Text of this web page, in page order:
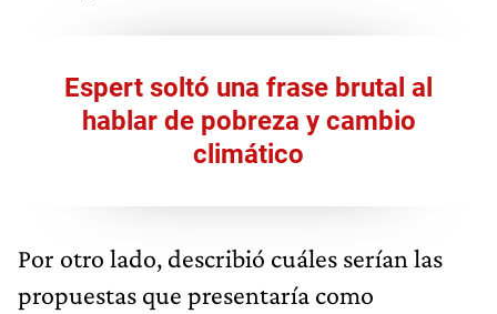
Espert soltó una frase brutal al
hablar de pobreza y cambio
climático
Por otro lado, describió cuáles serían las
propuestas que presentaría como